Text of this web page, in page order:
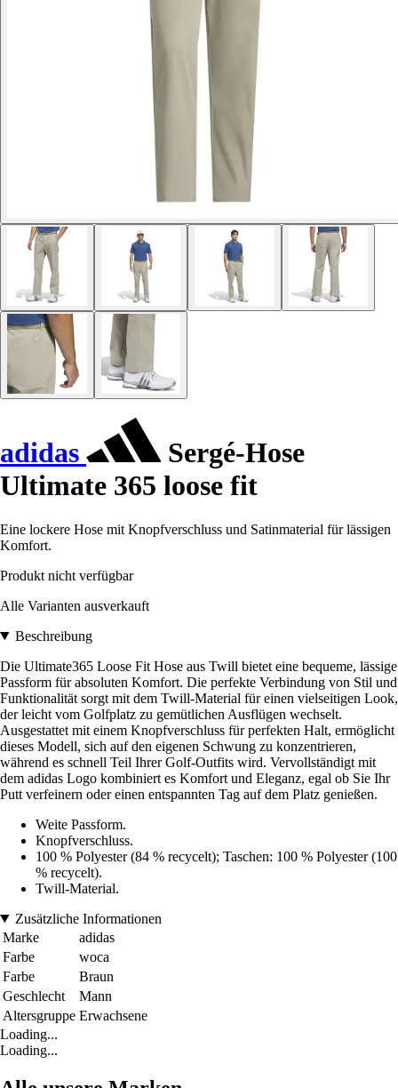
adidas
Sergé-Hose
Ultimate 365 loose fit
Eine lockere Hose mit Knopfverschluss und Satinmaterial für lässigen
Komfort.
Produkt nicht verfügbar
Alle Varianten ausverkauft
Beschreibung
Die Ultimate365 Loose Fit Hose aus Twill bietet eine bequeme, lässige
Passform für absoluten Komfort. Die perfekte Verbindung von Stil und
Funktionalität sorgt mit dem Twill-Material für einen vielseitigen Look,
der leicht vom Golfplatz zu gemütlichen Ausflügen wechselt.
Ausgestattet mit einem Knopfverschluss für perfekten Halt, ermöglicht
dieses Modell, sich auf den eigenen Schwung zu konzentrieren,
während es schnell Teil Ihrer Golf-Outfits wird. Vervollständigt mit
dem adidas Logo kombiniert es Komfort und Eleganz, egal ob Sie Ihr
Putt verfeinern oder einen entspannten Tag auf dem Platz genießen.
Weite Passform.
Knopfverschluss.
100 % Polyester (84 % recycelt); Taschen: 100 % Polyester (100
% recycelt).
Twill-Material.
Zusätzliche Informationen
Marke
adidas
Farbe
woca
Farbe
Braun
Geschlecht
Mann
Altersgruppe Erwachsene
Loading...
Loading...